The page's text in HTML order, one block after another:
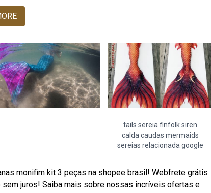
tails sereia finfolk siren
calda caudas mermaids
sereias relacionada google
monifim kit 3 peças na shopee brasil! Webfrete grátis
juros! Saiba mais sobre nossas incríveis ofertas e